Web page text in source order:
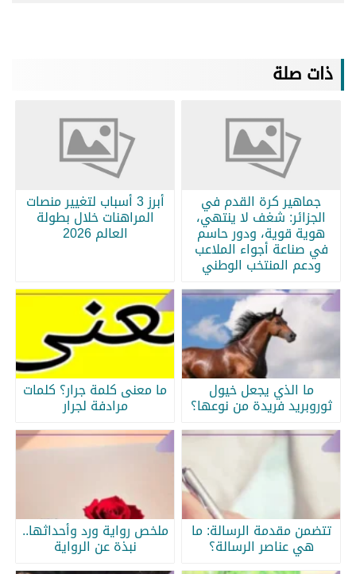
ذات صلة
جماهير كرة القدم في
الجزائر: شغف لا ينتهي،
هوية قوية، ودور حاسم
في صناعة أجواء الملاعب
ودعم المنتخب الوطني
أبرز 3 أسباب لتغيير منصات
المراهنات خلال بطولة
العالم 2026
ما الذي يجعل خيول
ثوروبريد فريدة من نوعها؟
ما معنى كلمة جرار؟ كلمات
مرادفة لجرار
تتضمن مقدمة الرسالة: ما
هي عناصر الرسالة؟
ملخص رواية ورد وأحداثها..
نبذة عن الرواية